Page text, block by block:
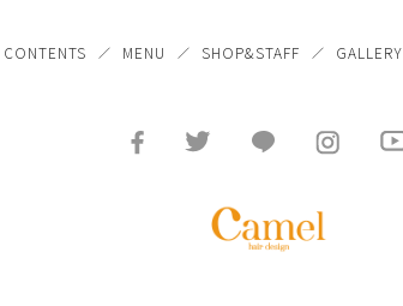
CONTENTS MENU SHOP&STAFF GALLERY